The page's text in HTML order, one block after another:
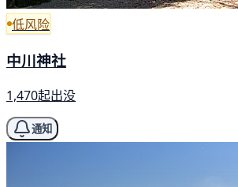
低风险
中川神社
1,470起出没
通知